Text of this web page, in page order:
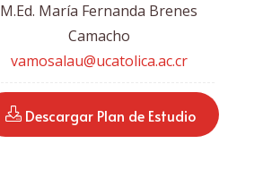
M.Ed. María Fernanda Brenes
Camacho
vamosalau@ucatolica.ac.cr
Descargar Plan de Estudio